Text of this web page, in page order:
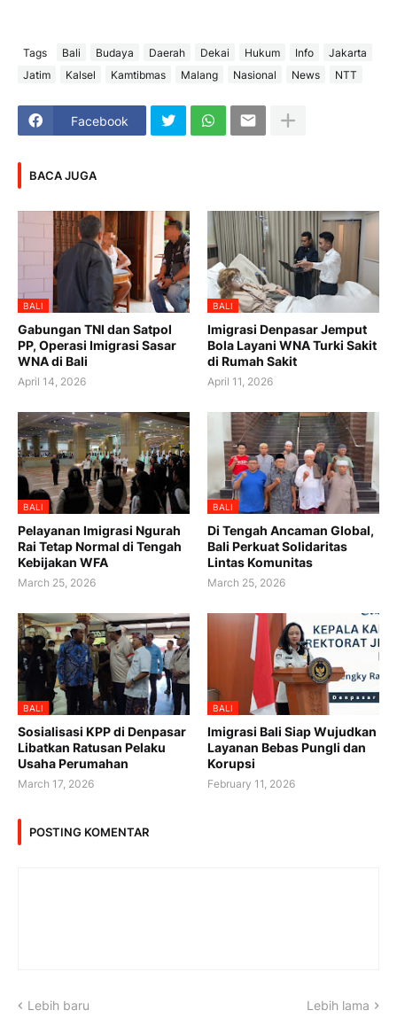
Tags Bali Budaya Daerah Dekai Hukum Info
Jakarta
Jatim
Kalsel Kamtibmas Malang Nasional News NTT
Facebook
BACA JUGA
BALI
Gabungan TNI dan Satpol
PP, Operasi Imigrasi Sasar
WNA di Bali
April 14, 2026
BALI
Imigrasi Denpasar Jemput
Bola Layani WNA Turki Sakit
di Rumah Sakit
April 11, 2026
BALI
Pelayanan Imigrasi Ngurah
Rai Tetap Normal di Tengah
Kebijakan WFA
March 25, 2026
BALI
Di Tengah Ancaman Global,
Bali Perkuat Solidaritas
Lintas Komunitas
March 25, 2026
BALI
Sosialisasi KPP di Denpasar
Libatkan Ratusan Pelaku
Usaha Perumahan
March 17, 2026
BALI
Imigrasi Bali Siap Wujudkan
Layanan Bebas Pungli dan
Korupsi
February 11, 2026
POSTING KOMENTAR
Lebih baru Lebih lama